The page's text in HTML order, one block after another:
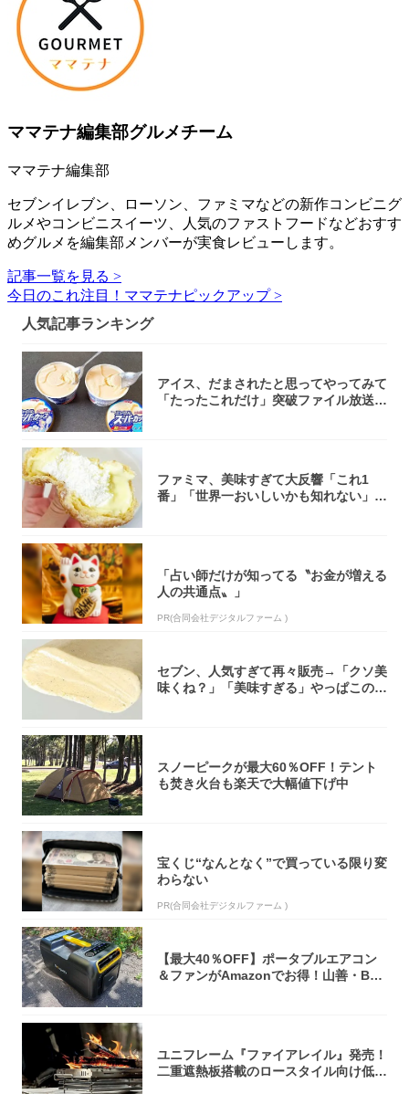
ママテナ編集部グルメチーム
ママテナ編集部
セブンイレブン、ローソン、ファミマなどの新作コンビニグ
ルメやコンビニスイーツ、人気のファストフードなどおすす
めグルメを編集部メンバーが実食レビューします。
記事一覧を見る >
今日のこれ注目！ママテナピックアップ >
人気記事ランキング
アイス、だまされたと思ってやってみて
「たったこれだけ」突破ファイル放送で
ファミマ、美味すぎて大反響「これ1
番」「世界一おいしいかも知れない」
「占い師だけが知ってる〝お金が増える
人の共通点〟」
PR(合同会社デジタルファーム )
セブン、人気すぎて再々販売→「クソ美
味くね？」「美味すぎる」やっぱこのク
スノーピークが最大60％OFF！テント
も焚き火台も楽天で大幅値下げ中
宝くじ“なんとなく”で買っている限り変
わらない
PR(合同会社デジタルファーム )
【最大40％OFF】ポータブルエアコン
＆ファンがAmazonでお得！山善・Bo
ユニフレーム『ファイアレイル』発売！
二重遮熱板搭載のロースタイル向け低型